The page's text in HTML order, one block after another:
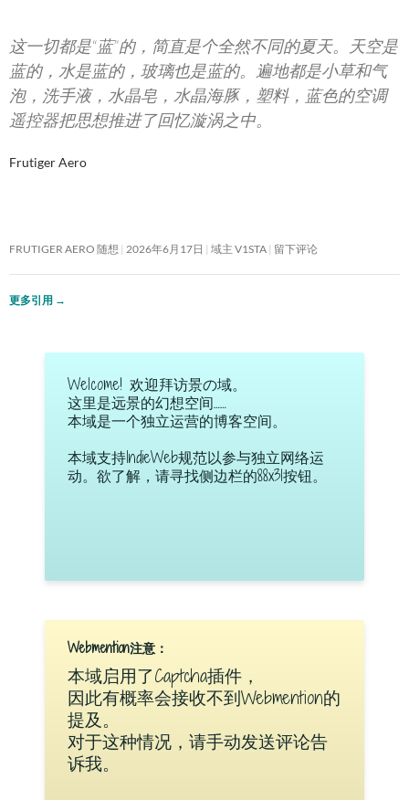
这一切都是“蓝”的，简直是个全然不同的夏天。天空是
蓝的，水是蓝的，玻璃也是蓝的。遍地都是小草和气
泡，洗手液，水晶皂，水晶海豚，塑料，蓝色的空调
遥控器把思想推进了回忆漩涡之中。
Frutiger Aero
FRUTIGER AERO 随想 2026年6月17日 域主 V1STA 留下评论
更多引用 →
Welcome! 欢迎拜访景の域。
这里是远景的幻想空间……
本域是一个独立运营的博客空间。
本域支持IndieWeb规范以参与独立网络运
动。欲了解，请寻找侧边栏的88x31按钮。
Webmention注意：
本域启用了Captcha插件，
因此有概率会接收不到Webmention的
提及。
对于这种情况，请手动发送评论告
诉我。